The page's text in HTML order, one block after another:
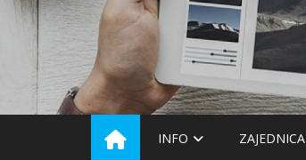
INFO ZAJEDNICA